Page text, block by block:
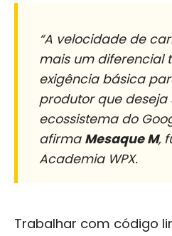
“A velocidade de
mais um diferencial
exigência básica
produtor que deseja
ecossistema do
afirma Mesaque M,
Academia WPX.
Trabalhar com código